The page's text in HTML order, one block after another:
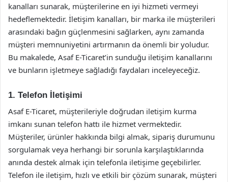
kanalları sunarak, müşterilerine en iyi hizmeti vermeyi
hedeflemektedir. İletişim kanalları, bir marka ile müşterileri
arasındaki bağın güçlenmesini sağlarken, aynı zamanda
müşteri memnuniyetini artırmanın da önemli bir yoludur.
Bu makalede, Asaf E-Ticaret’in sunduğu iletişim kanallarını
ve bunların işletmeye sağladığı faydaları inceleyeceğiz.
1. Telefon İletişimi
Asaf E-Ticaret, müşterileriyle doğrudan iletişim kurma
imkanı sunan telefon hattı ile hizmet vermektedir.
Müşteriler, ürünler hakkında bilgi almak, sipariş durumunu
sorgulamak veya herhangi bir sorunla karşılaştıklarında
anında destek almak için telefonla iletişime geçebilirler.
Telefon ile iletişim, hızlı ve etkili bir çözüm sunarak, müşteri